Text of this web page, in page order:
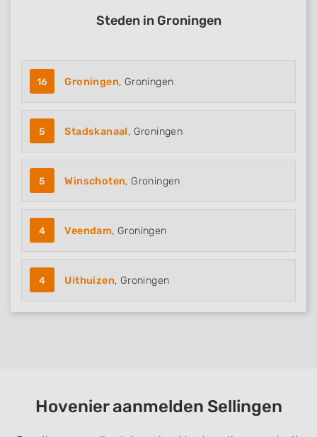
Steden in Groningen
16 Groningen, Groningen
5 Stadskanaal, Groningen
5 Winschoten, Groningen
4 Veendam, Groningen
4 Uithuizen, Groningen
Hovenier aanmelden Sellingen